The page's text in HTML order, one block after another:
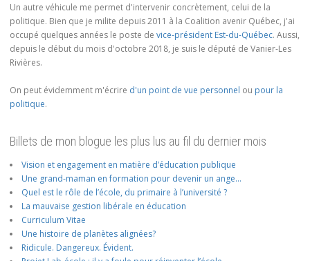
Un autre véhicule me permet d'intervenir concrètement, celui de la
politique. Bien que je milite depuis 2011 à la Coalition avenir Québec, j'ai
occupé quelques années le poste de vice-président Est-du-Québec. Aussi,
depuis le début du mois d'octobre 2018, je suis le député de Vanier-Les
Rivières.
On peut évidemment m'écrire d'un point de vue personnel ou pour la
politique.
Billets de mon blogue les plus lus au fil du dernier mois
Vision et engagement en matière d’éducation publique
Une grand-maman en formation pour devenir un ange…
Quel est le rôle de l’école, du primaire à l’université ?
La mauvaise gestion libérale en éducation
Curriculum Vitae
Une histoire de planètes alignées?
Ridicule. Dangereux. Évident.